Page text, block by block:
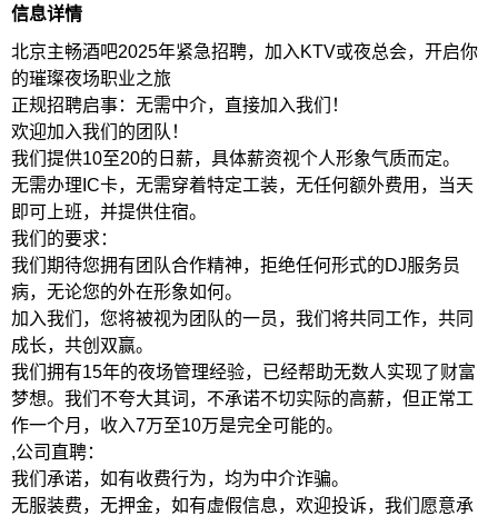
信息详情
北京主畅酒吧2025年紧急招聘，加入KTV或夜总会，开启你
的璀璨夜场职业之旅
正规招聘启事：无需中介，直接加入我们！
欢迎加入我们的团队！
我们提供10至20的日薪，具体薪资视个人形象气质而定。
无需办理IC卡，无需穿着特定工装，无任何额外费用，当天
即可上班，并提供住宿。
我们的要求：
我们期待您拥有团队合作精神，拒绝任何形式的DJ服务员
病，无论您的外在形象如何。
加入我们，您将被视为团队的一员，我们将共同工作，共同
成长，共创双赢。
我们拥有15年的夜场管理经验，已经帮助无数人实现了财富
梦想。我们不夸大其词，不承诺不切实际的高薪，但正常工
作一个月，收入7万至10万是完全可能的。
,公司直聘：
我们承诺，如有收费行为，均为中介诈骗。
无服装费，无押金，如有虚假信息，欢迎投诉，我们愿意承